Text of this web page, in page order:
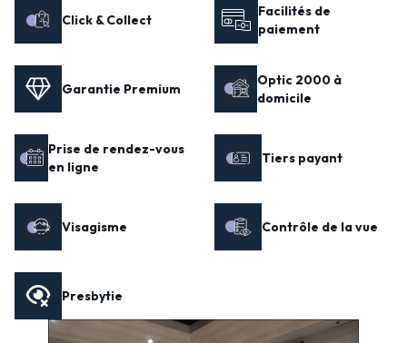
Click & Collect
Facilités de
paiement
Garantie Premium
Optic 2000 à
domicile
Prise de rendez-vous
en ligne
Tiers payant
Visagisme Contrôle de la vue
Presbytie